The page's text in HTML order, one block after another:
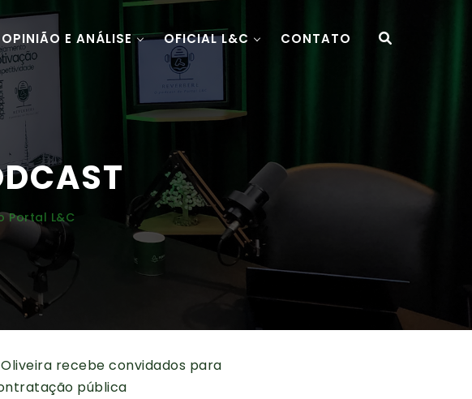
OPINIÃO E ANÁLISE OFICIAL L&C CONTATO
Portal L&C
recebe convidados para
pública